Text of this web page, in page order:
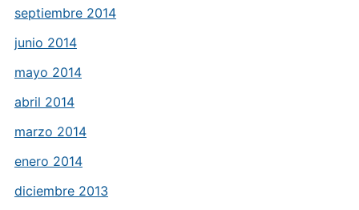
septiembre 2014
junio 2014
mayo 2014
abril 2014
marzo 2014
enero 2014
diciembre 2013